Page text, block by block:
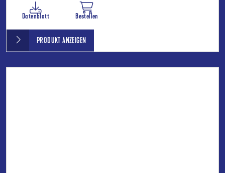
Datenblatt Bestellen
PRODUKT ANZEIGEN